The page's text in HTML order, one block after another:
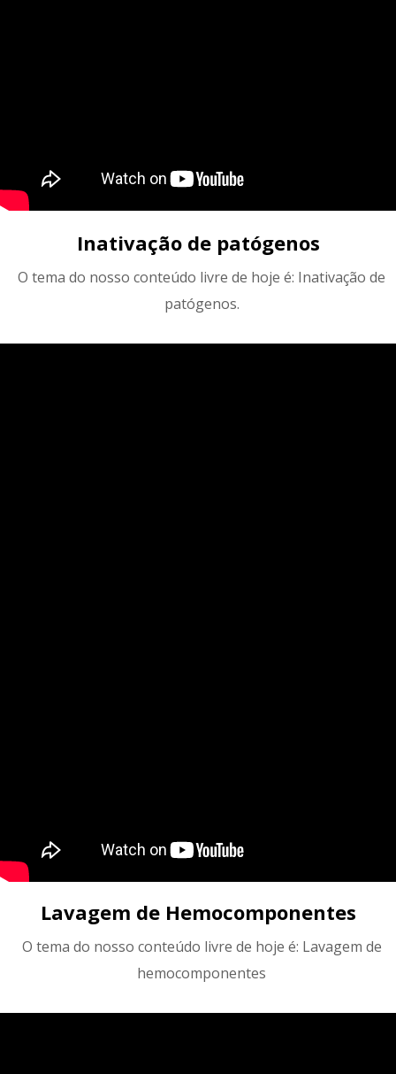
Inativação de patógenos
O tema do nosso conteúdo livre de hoje é: Inativação de
patógenos.
Lavagem de Hemocomponentes
O tema do nosso conteúdo livre de hoje é: Lavagem de
hemocomponentes